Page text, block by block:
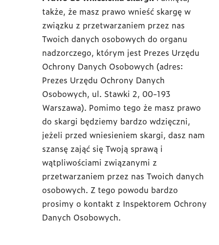
także, że masz prawo wnieść skargę w
związku z przetwarzaniem przez nas
Twoich danych osobowych do organu
nadzorczego, którym jest Prezes Urzędu
Ochrony Danych Osobowych (adres:
Prezes Urzędu Ochrony Danych
Osobowych, ul. Stawki 2, 00-193
Warszawa). Pomimo tego że masz prawo
do skargi będziemy bardzo wdzięczni,
jeżeli przed wniesieniem skargi, dasz nam
szansę zająć się Twoją sprawą i
wątpliwościami związanymi z
przetwarzaniem przez nas Twoich danych
osobowych. Z tego powodu bardzo
prosimy o kontakt z Inspektorem Ochrony
Danych Osobowych.